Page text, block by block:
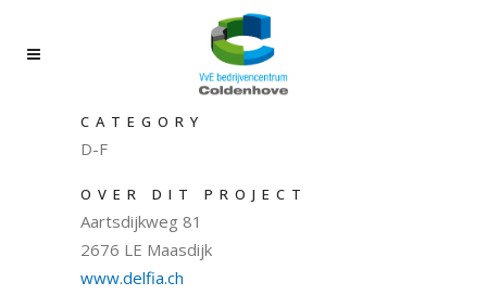
CATEGORY
D-F
OVER DIT PROJECT
Aartsdijkweg 81
2676 LE Maasdijk
www.delfia.ch